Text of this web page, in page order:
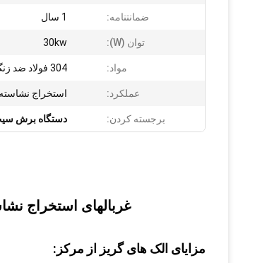
ضمانتنامه: 1 سال
توان (W): 30kw
مواد: 304 فولاد ضد زنگ
عملکرد: استخراج نشاسته
برجسته کردن: دستگاه برش
غربالهای استخراج
مزایای الک های گریز از مرکز: